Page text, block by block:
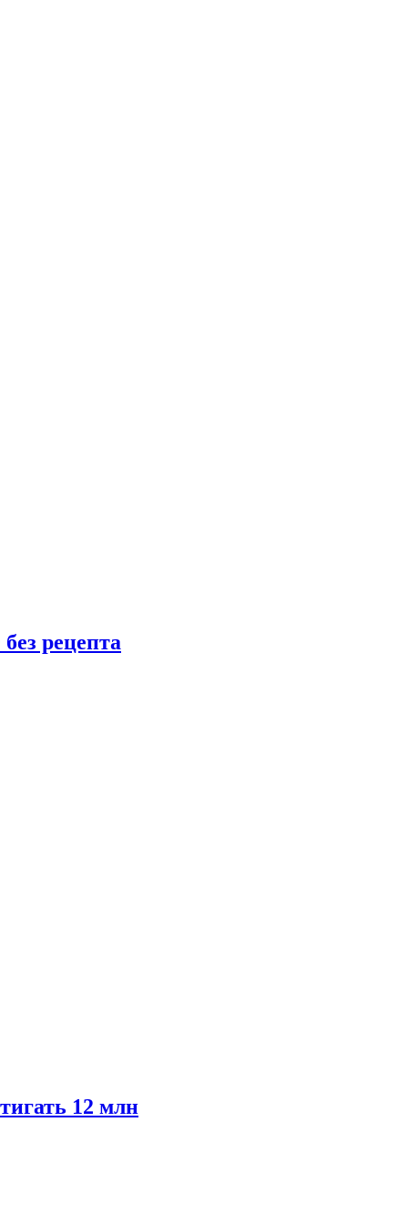
рецепта
12 млн